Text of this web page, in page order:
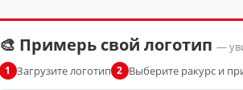
🎨 Примерь свой логотип —
1 Загрузите логотип 2 Выберите ракурс и